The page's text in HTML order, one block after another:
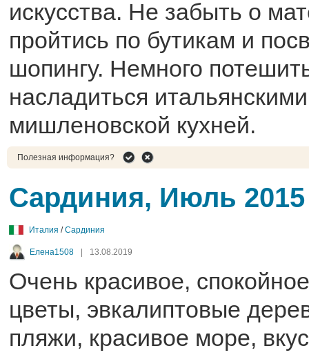
искусства. Не забыть о
пройтись по бутикам и
шопингу. Немного
насладиться
мишленовской кухней.
Полезная информация?
Сардиния, Июль 2015
Италия /Сардиния
Елена1508 13.08.2019
Очень красивое,
цветы, эвкалиптовые
пляжи, красивое море,